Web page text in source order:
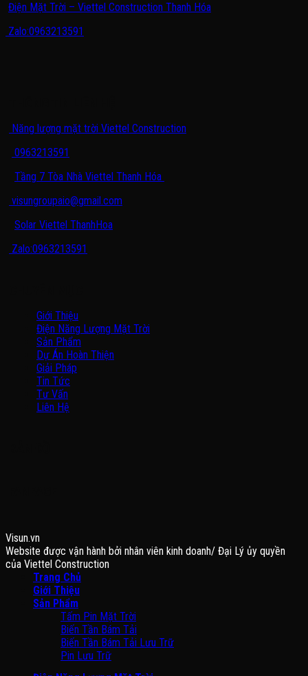
Điện Mặt Trời – Viettel Construction Thanh Hóa
Zalo:0963213591
Năng lượng mặt trời Viettel Construction
0963213591
Tầng 7 Tòa Nhà Viettel Thanh Hóa
visungroupaio@gmail.com
Solar Viettel ThanhHoa
Zalo:0963213591
Giới Thiệu
Điện Năng Lượng Mặt Trời
Sản Phẩm
Dự Án Hoàn Thiện
Giải Pháp
Tin Tức
Tư Vấn
Liên Hệ
Visun.vn
Website được vận hành bởi nhân viên kinh doanh/ Đại Lý ủy quyền
của Viettel Construction
Trang Chủ
Giới Thiệu
Sản Phẩm
Tấm Pin Mặt Trời
Biến Tần Bám Tải
Biến Tần Bám Tải Lưu Trữ
Pin Lưu Trữ